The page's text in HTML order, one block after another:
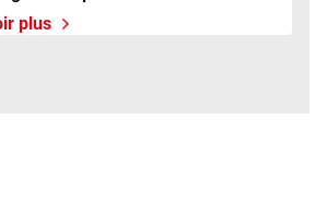
plus à propos de La carte gratuite qui